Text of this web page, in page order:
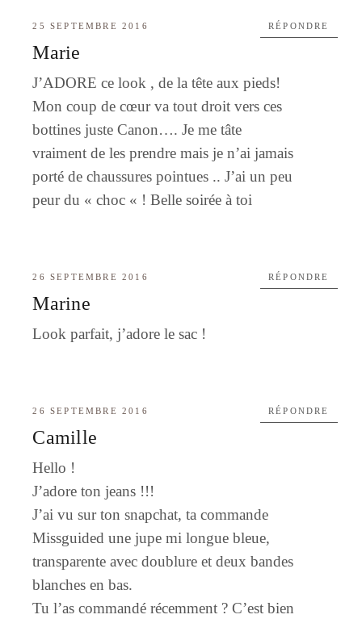
25 SEPTEMBRE 2016
Marie
J’ADORE ce look , de la tête aux pieds!
Mon coup de cœur va tout droit vers ces
bottines juste Canon…. Je me tâte
vraiment de les prendre mais je n’ai jamais
porté de chaussures pointues .. J’ai un peu
peur du « choc « ! Belle soirée à toi
RÉPONDRE
26 SEPTEMBRE 2016
Marine
Look parfait, j’adore le sac !
RÉPONDRE
26 SEPTEMBRE 2016
Camille
Hello !
J’adore ton jeans !!!
J’ai vu sur ton snapchat, ta commande
Missguided une jupe mi longue bleue,
transparente avec doublure et deux bandes
blanches en bas.
Tu l’as commandé récemment ? C’est bien
RÉPONDRE